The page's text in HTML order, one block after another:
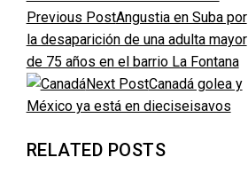
Previous PostAngustia en Suba por
la desaparición de una adulta mayor
de 75 años en el barrio La Fontana
Next PostCanadá golea y
México ya está en dieciseisavos
RELATED POSTS